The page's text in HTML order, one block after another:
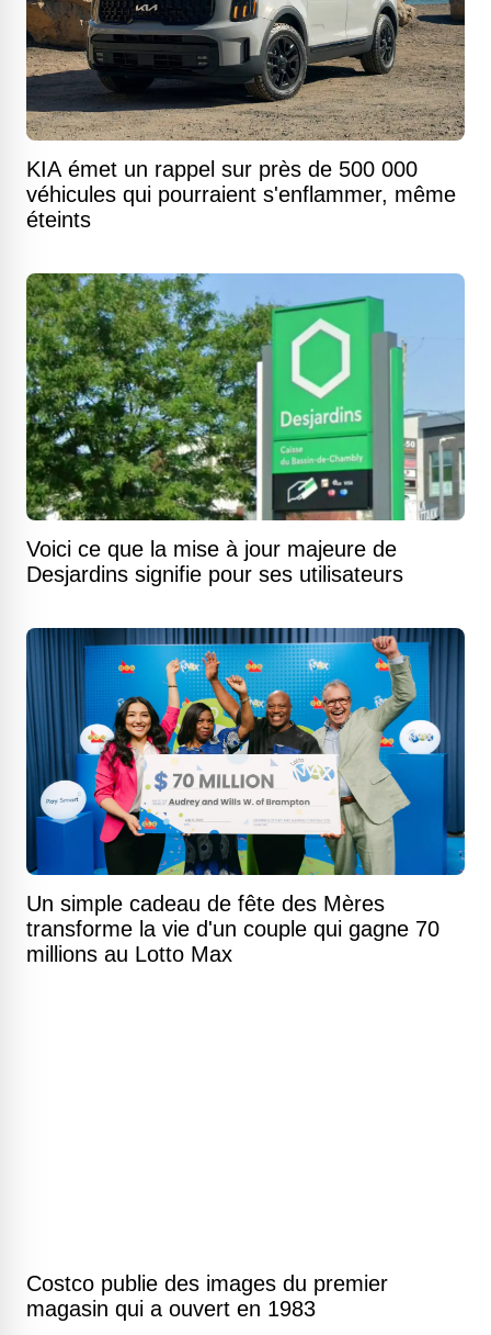
KIA émet un rappel sur près de 500 000
véhicules qui pourraient s'enflammer, même
éteints
Voici ce que la mise à jour majeure de
Desjardins signifie pour ses utilisateurs
Un simple cadeau de fête des Mères
transforme la vie d'un couple qui gagne 70
millions au Lotto Max
Costco publie des images du premier
magasin qui a ouvert en 1983